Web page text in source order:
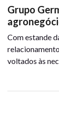
Grupo
Com estande
voltados às